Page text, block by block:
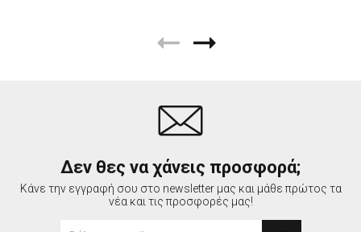
Δεν θες να χάνεις προσφορά;
Κάνε την εγγραφή σου στο newsletter μας και μάθε πρώτος τα
νέα και τις προσφορές μας!